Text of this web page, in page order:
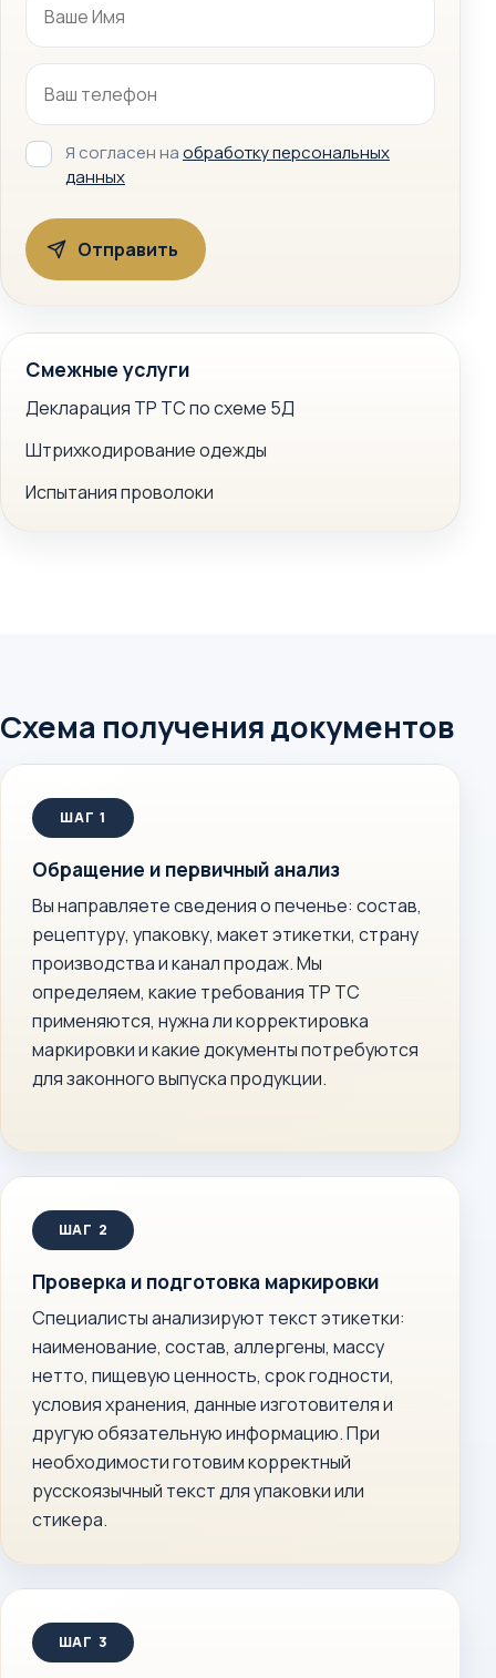
Я согласен наобработку персональных
данных
Смежные услуги
Декларация ТР ТС по схеме 5Д
Штрихкодирование одежды
Испытания проволоки
Схема получения документов
Обращение и первичный анализ
Вы направляете сведения о печенье: состав,
рецептуру, упаковку, макет этикетки, страну
производства и канал продаж. Мы
определяем, какие требования ТР ТС
применяются, нужна ли корректировка
маркировки и какие документы потребуются
для законного выпуска продукции.
Проверка и подготовка маркировки
Специалисты анализируют текст этикетки:
наименование, состав, аллергены, массу
нетто, пищевую ценность, срок годности,
условия хранения, данные изготовителя и
другую обязательную информацию. При
необходимости готовим корректный
русскоязычный текст для упаковки или
стикера.